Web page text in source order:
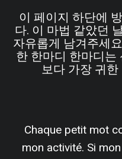
이 페이지 하단에
다. 이 마법 같았던
자유롭게 남겨주세
한 한마디 한마디는
보다 가장 귀
Chaque petit mot
mon activité. Si